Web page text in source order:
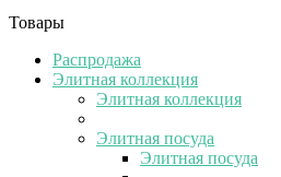
Товары
Распродажа
Элитная коллекция
Элитная коллекция
Элитная посуда
Элитная посуда